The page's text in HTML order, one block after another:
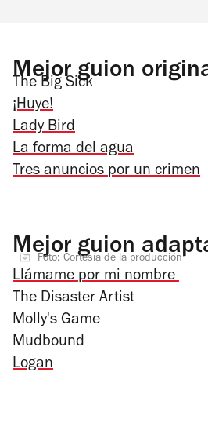
Mejor guion
The Big Sick
¡Huye!
Lady Bird
La forma del agua
Tres anuncios por un crimen
Mejor guion
Foto: Cortesía de la producción
Llámame por mi nombre
The Disaster Artist
Molly's Game
Mudbound
Logan